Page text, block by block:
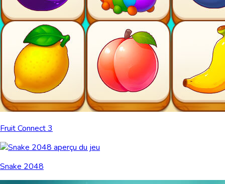
Fruit Connect 3
Snake 2048